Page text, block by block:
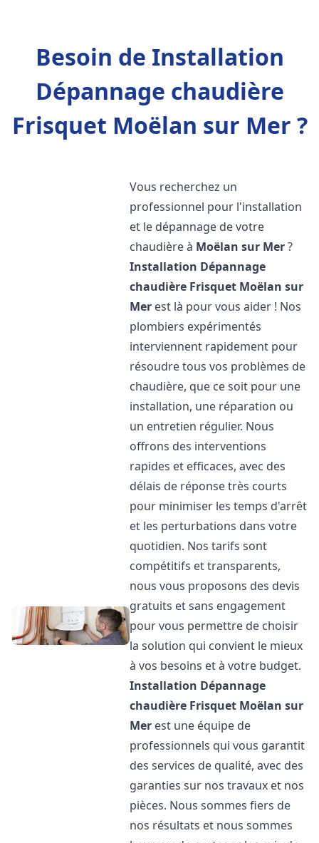
Besoin de Installation
Dépannage chaudière
Frisquet Moëlan sur Mer ?
Vous recherchez un
professionnel pour l'installation
et le dépannage de votre
chaudière à Moëlan sur Mer?
Installation Dépannage
chaudière Frisquet Moëlan sur
Mer est là pour vous aider ! Nos
plombiers expérimentés
interviennent rapidement pour
résoudre tous vos problèmes de
chaudière, que ce soit pour une
installation, une réparation ou
un entretien régulier. Nous
offrons des interventions
rapides et efficaces, avec des
délais de réponse très courts
pour minimiser les temps d'arrêt
et les perturbations dans votre
quotidien. Nos tarifs sont
compétitifs et transparents,
nous vous proposons des devis
gratuits et sans engagement
pour vous permettre de choisir
la solution qui convient le mieux
à vos besoins et à votre budget.
Installation Dépannage
chaudière Frisquet Moëlan sur
Mer est une équipe de
professionnels qui vous garantit
des services de qualité, avec des
garanties sur nos travaux et nos
pièces. Nous sommes fiers de
nos résultats et nous sommes